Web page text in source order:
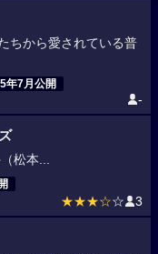
ちから愛されている普
年7月公開
-
松本...
★★★☆☆ 3